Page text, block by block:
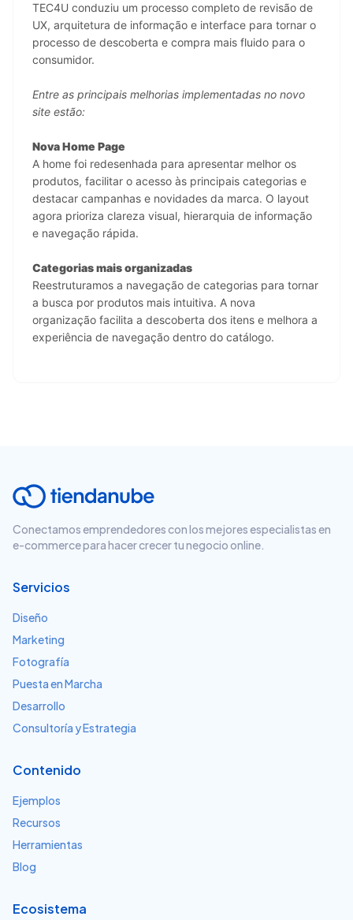
TEC4U conduziu um processo completo de revisão de
UX, arquitetura de informação e interface para tornar o
processo de descoberta e compra mais fluido para o
consumidor.
Entre as principais melhorias implementadas no novo
site estão:
Nova Home Page
A home foi redesenhada para apresentar melhor os
produtos, facilitar o acesso às principais categorias e
destacar campanhas e novidades da marca. O layout
agora prioriza clareza visual, hierarquia de informação
e navegação rápida.
Categorias mais organizadas
Reestruturamos a navegação de categorias para tornar
a busca por produtos mais intuitiva. A nova
organização facilita a descoberta dos itens e melhora a
experiência de navegação dentro do catálogo.
Conectamos emprendedores con los mejores especialistas en
e-commerce para hacer crecer tu negocio online.
Servicios
Diseño
Marketing
Fotografía
Puesta en Marcha
Desarrollo
Consultoría y Estrategia
Contenido
Ejemplos
Recursos
Herramientas
Blog
Ecosistema